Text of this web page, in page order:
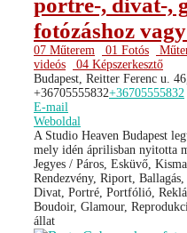
portré-, divat-,
fotózáshoz
07 Műterem 01 Fotós
videós
04 Képszerkesztő
Budapest, Reitter Ferenc u.
+36705555832+36705555832
E-mail
Weboldal
A Studio Heaven Budapest
mely idén áprilisban nyitotta
Jegyes / Páros, Esküvő,
Rendezvény, Riport, Ballagás,
Divat, Portré, Portfólió,
Boudoir, Glamour,
állat